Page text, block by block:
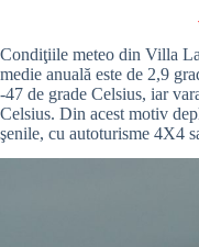
Condiţiile meteo din Villa
medie anuală este de 2,9
-47 de grade Celsius, iar
Celsius. Din acest motiv
şenile, cu autoturisme 4X4